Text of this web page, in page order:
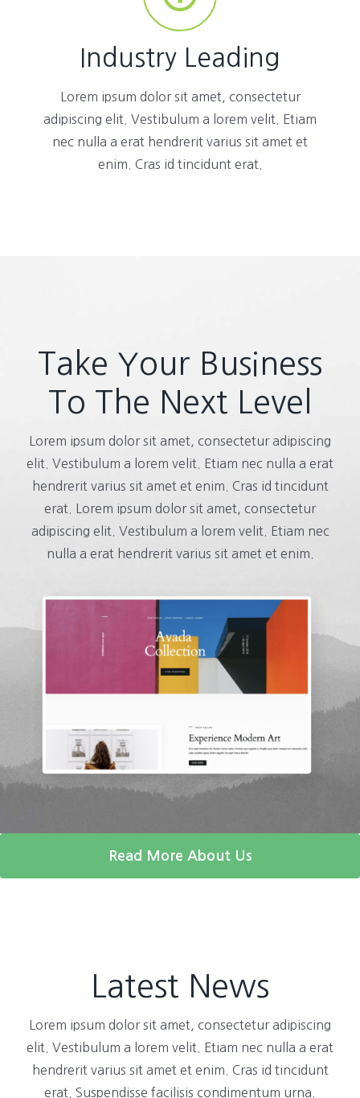
Industry Leading
Lorem ipsum dolor sit amet, consectetur
adipiscing elit. Vestibulum a lorem velit. Etiam
nec nulla a erat hendrerit varius sit amet et
enim. Cras id tincidunt erat.
Take Your Business
To The Next Level
Lorem ipsum dolor sit amet, consectetur adipiscing
elit. Vestibulum a lorem velit. Etiam nec nulla a erat
hendrerit varius sit amet et enim. Cras id tincidunt
erat. Lorem ipsum dolor sit amet, consectetur
adipiscing elit. Vestibulum a lorem velit. Etiam nec
nulla a erat hendrerit varius sit amet et enim.
Read More About Us
Latest News
Lorem ipsum dolor sit amet, consectetur adipiscing
elit. Vestibulum a lorem velit. Etiam nec nulla a erat
hendrerit varius sit amet et enim. Cras id tincidunt
erat. Suspendisse facilisis condimentum urna.